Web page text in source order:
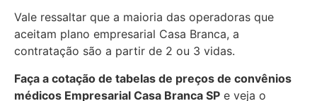
Vale ressaltar que a maioria das operadoras que
aceitam plano empresarial Casa Branca, a
contratação são a partir de 2 ou 3 vidas.
Faça a cotação de tabelas de preços de convênios
médicos Empresarial Casa Branca SP e veja o